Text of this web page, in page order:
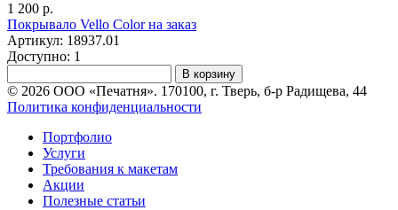
1 200 р.
Покрывало Vello Color на заказ
Артикул: 18937.01
Доступно: 1
В корзину
© 2026 ООО «Печатня». 170100, г. Тверь, б-р Радищева, 44
Политика конфиденциальности
Портфолио
Услуги
Требования к макетам
Акции
Полезные статьи